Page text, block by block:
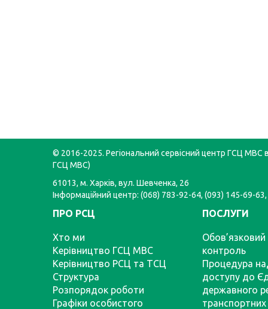
© 2016-2025. Регіональний сервісний центр ГСЦ МВС в
ГСЦ МВС)
61013, м. Харків, вул. Шевченка, 26
Інформаційний центр: (068) 783-92-64, (093) 145-69-
ПРО РСЦ
Хто ми
Керівництво ГСЦ МВС
Керівництво РСЦ та ТСЦ
Структура
Розпорядок роботи
Графіки особистого
ПОСЛУГИ
Обов’язковий
контроль
Процедура
доступу до
державного
транспортних